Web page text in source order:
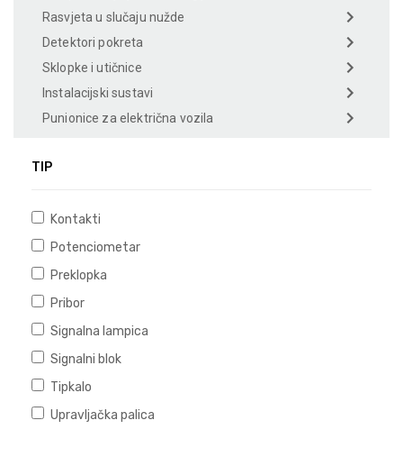
Rasvjeta u slučaju nužde
Detektori pokreta
Sklopke i utičnice
Instalacijski sustavi
Punionice za električna vozila
TIP
Kontakti
Potenciometar
Preklopka
Pribor
Signalna lampica
Signalni blok
Tipkalo
Upravljačka palica